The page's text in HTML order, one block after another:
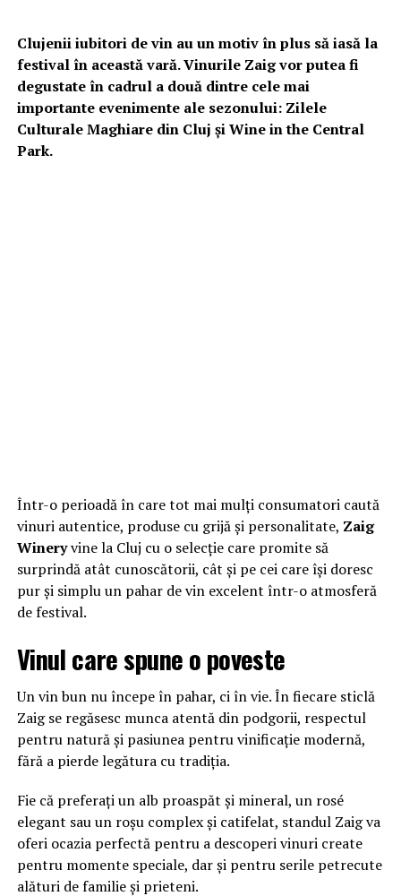
Clujenii iubitori de vin au un motiv în plus să iasă la
festival în această vară. Vinurile Zaig vor putea fi
degustate în cadrul a două dintre cele mai
importante evenimente ale sezonului: Zilele
Culturale Maghiare din Cluj și Wine in the Central
Park.
Într-o perioadă în care tot mai mulți consumatori caută
vinuri autentice, produse cu grijă și personalitate, Zaig
Wineryvine la Cluj cu o selecție care promite să
surprindă atât cunoscătorii, cât și pe cei care își doresc
pur și simplu un pahar de vin excelent într-o atmosferă
de festival.
Vinul care spune o poveste
Un vin bun nu începe în pahar, ci în vie. În fiecare sticlă
Zaig se regăsesc munca atentă din podgorii, respectul
pentru natură și pasiunea pentru vinificație modernă,
fără a pierde legătura cu tradiția.
Fie că preferați un alb proaspăt și mineral, un rosé
elegant sau un roșu complex și catifelat, standul Zaig va
oferi ocazia perfectă pentru a descoperi vinuri create
pentru momente speciale, dar și pentru serile petrecute
alături de familie și prieteni.